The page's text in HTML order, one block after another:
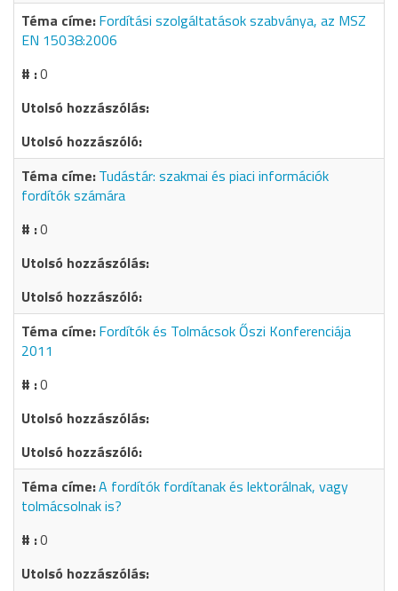
Fordítási szolgáltatások szabványa, az MSZ
EN 15038:2006
0
Tudástár: szakmai és piaci információk
fordítók számára
0
Fordítók és Tolmácsok Őszi Konferenciája
2011
0
A fordítók fordítanak és lektorálnak, vagy
tolmácsolnak is?
0